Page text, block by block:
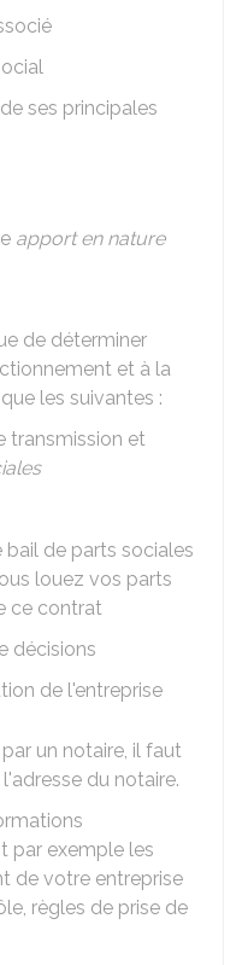
ses principales
apport en nature
de déterminer
et à la
les suivantes :
transmission et
de parts sociales
louez vos parts
ce contrat
décisions
de l'entreprise
un notaire, il faut
du notaire.
par exemple les
de votre entreprise
règles de prise de